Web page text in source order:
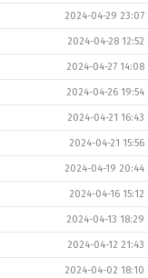
2024-04-29 23:07
2024-04-28 12:52
2024-04-27 14:08
2024-04-26 19:54
2024-04-21 16:43
2024-04-21 15:56
2024-04-19 20:44
2024-04-16 15:12
2024-04-13 18:29
2024-04-12 21:43
2024-04-02 18:10